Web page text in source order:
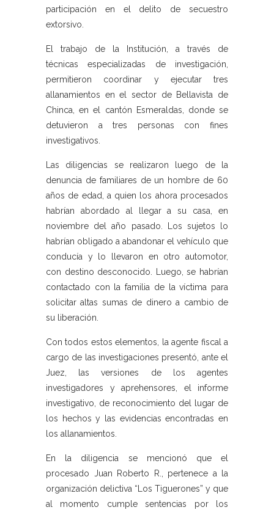
participación en el delito de secuestro
extorsivo.
El trabajo de la Institución, a través de
técnicas especializadas de investigación,
permitieron coordinar y ejecutar tres
allanamientos en el sector de Bellavista de
Chinca, en el cantón Esmeraldas, donde se
detuvieron a tres personas con fines
investigativos.
Las diligencias se realizaron luego de la
denuncia de familiares de un hombre de 60
años de edad, a quien los ahora procesados
habrían abordado al llegar a su casa, en
noviembre del año pasado. Los sujetos lo
habrían obligado a abandonar el vehículo que
conducía y lo llevaron en otro automotor,
con destino desconocido. Luego, se habrían
contactado con la familia de la víctima para
solicitar altas sumas de dinero a cambio de
su liberación.
Con todos estos elementos, la agente fiscal a
cargo de las investigaciones presentó, ante el
Juez, las versiones de los agentes
investigadores y aprehensores, el informe
investigativo, de reconocimiento del lugar de
los hechos y las evidencias encontradas en
los allanamientos.
En la diligencia se mencionó que el
procesado Juan Roberto R., pertenece a la
organización delictiva “Los Tiguerones” y que
al momento cumple sentencias por los